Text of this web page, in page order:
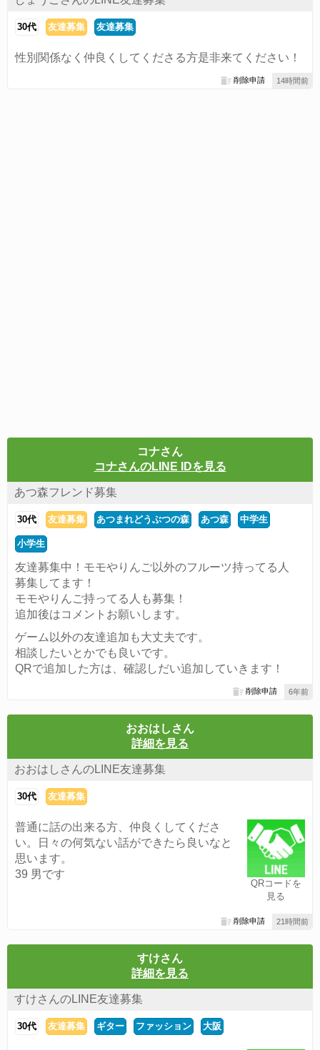
30代 友達募集 友達募集
性別関係なく仲良くしてくださる方是非来てください！
14時間前
削除申請
コナさん
コナさんのLINE IDを見る
あつ森フレンド募集
30代 友達募集 あつまれどうぶつの森 あつ森 中学生
小学生
友達募集中！モモやりんご以外のフルーツ持ってる人
募集してます！
モモやりんご持ってる人も募集！
追加後はコメントお願いします。
ゲーム以外の友達追加も大丈夫です。
相談したいとかでも良いです。
QRで追加した方は、確認しだい追加していきます！
6年前
削除申請
おおはしさん
詳細を見る
おおはしさんのLINE友達募集
30代 友達募集
QRコードを
見る
普通に話の出来る方、仲良くしてくださ
い。日々の何気ない話ができたら良いなと
思います。
39 男です
21時間前
削除申請
すけさん
詳細を見る
すけさんのLINE友達募集
30代 友達募集 ギター ファッション 大阪